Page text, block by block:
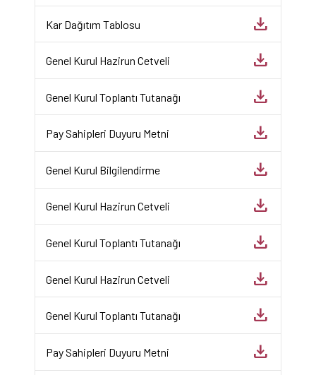
Kar Dağıtım Tablosu download
Genel Kurul Hazirun Cetveli download
Genel Kurul Toplantı Tutanağı download
Pay Sahipleri Duyuru Metni download
Genel Kurul Bilgilendirme download
Genel Kurul Hazirun Cetveli download
Genel Kurul Toplantı Tutanağı download
Genel Kurul Hazirun Cetveli download
Genel Kurul Toplantı Tutanağı download
Pay Sahipleri Duyuru Metni download